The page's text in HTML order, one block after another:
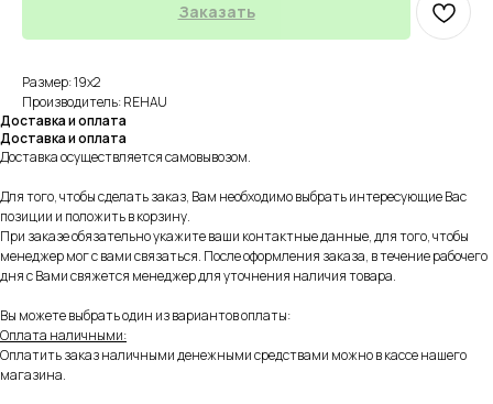
Заказать
Размер: 19х2
Производитель: REHAU
Доставка и оплата
Доставка и оплата
Доставка осуществляется самовывозом.
Для того, чтобы сделать заказ, Вам необходимо выбрать интересующие Вас
позиции и положить в корзину.
При заказе обязательно укажите ваши контактные данные, для того, чтобы
менеджер мог с вами связаться. После оформления заказа, в течение рабочего
дня с Вами свяжется менеджер для уточнения наличия товара.
Вы можете выбрать один из вариантов оплаты:
Оплата наличными:
Оплатить заказ наличными денежными средствами можно в кассе нашего
магазина.